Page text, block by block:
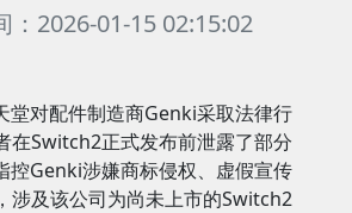
：2026-01-15 02:15:02
堂对配件制造商Genki采取法律行
在Switch2正式发布前泄露了部分
控Genki涉嫌商标侵权、虚假宣传
涉及该公司为尚未上市的Switch2